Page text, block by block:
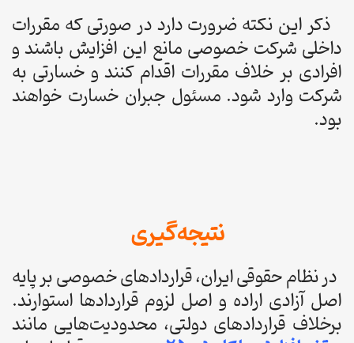
ذکر این نکته ضرورت دارد در صورتی که مقررات
داخلی شرکت خصوصی مانع این افزایش باشند و
افرادی بر خلاف مقررات اقدام کنند و خسارتی به
شرکت وارد شود. مسئول جبران خسارت خواهند
بود.
نتیجه‌گیری
در نظام حقوقی ایران، قراردادهای خصوصی بر پایه
اصل آزادی اراده و اصل لزوم قراردادها استوارند.
برخلاف قراردادهای دولتی، محدودیت‌هایی مانند